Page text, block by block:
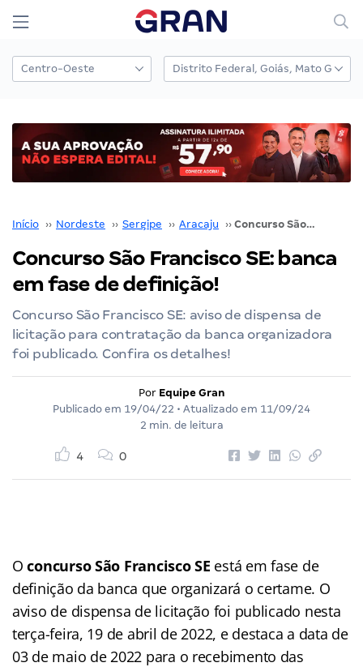
Início ›› Nordeste ›› Sergipe ›› Aracaju ›› Concurso São Francisco SE: banca em fase de definição!
Concurso São Francisco SE: banca
em fase de definição!
Concurso São Francisco SE: aviso de dispensa de
licitação para contratação da banca organizadora
foi publicado. Confira os detalhes!
Por Equipe Gran
Publicado em 19/04/22 • Atualizado em 11/09/24
2 min. de leitura
4 0
Oconcurso São Francisco SE está em fase de
definição da banca que organizará o certame. O
aviso de dispensa de licitação foi publicado nesta
terça-feira, 19 de abril de 2022, e destaca a data de
03 de maio de 2022 para o recebimento das